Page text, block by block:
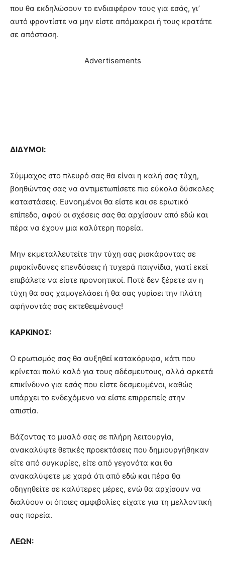
που θα εκδηλώσουν το ενδιαφέρον τους για εσάς, γι’
αυτό φροντίστε να μην είστε απόμακροι ή τους κρατάτε
σε απόσταση.
Advertisements
ΔΙΔΥΜΟΙ:
Σύμμαχος στο πλευρό σας θα είναι η καλή σας τύχη,
βοηθώντας σας να αντιμετωπίσετε πιο εύκολα δύσκολες
καταστάσεις. Ευνοημένοι θα είστε και σε ερωτικό
επίπεδο, αφού οι σχέσεις σας θα αρχίσουν από εδώ και
πέρα να έχουν μια καλύτερη πορεία.
Μην εκμεταλλευτείτε την τύχη σας ρισκάροντας σε
ριψοκίνδυνες επενδύσεις ή τυχερά παιγνίδια, γιατί εκεί
επιβάλετε να είστε προνοητικοί. Ποτέ δεν ξέρετε αν η
τύχη θα σας χαμογελάσει ή θα σας γυρίσει την πλάτη
αφήνοντάς σας εκτεθειμένους!
ΚΑΡΚΙΝΟΣ:
Ο ερωτισμός σας θα αυξηθεί κατακόρυφα, κάτι που
κρίνεται πολύ καλό για τους αδέσμευτους, αλλά αρκετά
επικίνδυνο για εσάς που είστε δεσμευμένοι, καθώς
υπάρχει το ενδεχόμενο να είστε επιρρεπείς στην
απιστία.
Βάζοντας το μυαλό σας σε πλήρη λειτουργία,
ανακαλύψτε θετικές προεκτάσεις που δημιουργήθηκαν
είτε από συγκυρίες, είτε από γεγονότα και θα
ανακαλύψετε με χαρά ότι από εδώ και πέρα θα
οδηγηθείτε σε καλύτερες μέρες, ενώ θα αρχίσουν να
διαλύουν οι όποιες αμφιβολίες είχατε για τη μελλοντική
σας πορεία.
ΛΕΩΝ: